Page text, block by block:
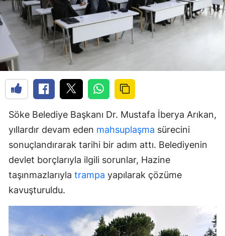
Söke Belediye Başkanı Dr. Mustafa İberya Arıkan,
yıllardır devam eden mahsuplaşma sürecini
sonuçlandırarak tarihi bir adım attı. Belediyenin
devlet borçlarıyla ilgili sorunlar, Hazine
taşınmazlarıyla trampa yapılarak çözüme
kavuşturuldu.